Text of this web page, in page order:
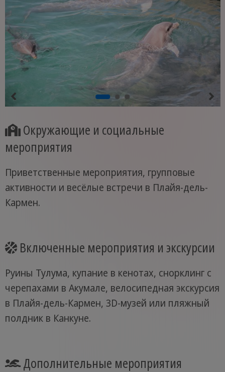
Окружающие и социальные
мероприятия
Приветственные мероприятия, групповые
активности и весёлые встречи в Плайя-дель-
Кармен.
Включенные мероприятия и экскурсии
Руины Тулума, купание в кенотах, снорклинг с
черепахами в Акумале, велосипедная экскурсия
в Плайя-дель-Кармен, 3D-музей или пляжный
полдник в Канкуне.
Дополнительные мероприятия